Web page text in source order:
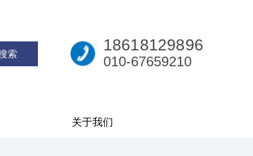
18618129896
010-67659210
关于我们